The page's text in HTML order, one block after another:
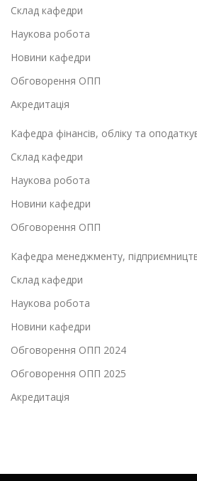
Склад кафедри
Наукова робота
Новини кафедри
Обговорення ОПП
Акредитація
Кафедра фінансів, обліку та
Склад кафедри
Наукова робота
Новини кафедри
Обговорення ОПП
Кафедра менеджменту,
Склад кафедри
Наукова робота
Новини кафедри
Обговорення ОПП 2024
Обговорення ОПП 2025
Акредитація